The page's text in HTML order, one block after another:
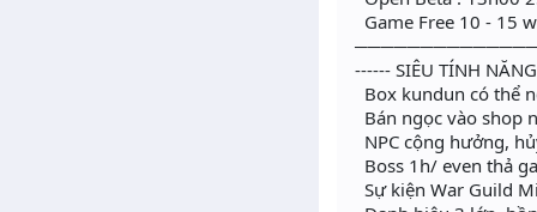
Game Free 10 - 15
------ SIÊU TÍNH
Box kundun có thể
Bán ngọc vào shop
NPC cộng hưởng,
Boss 1h/ even thả
Sự kiện War Guild